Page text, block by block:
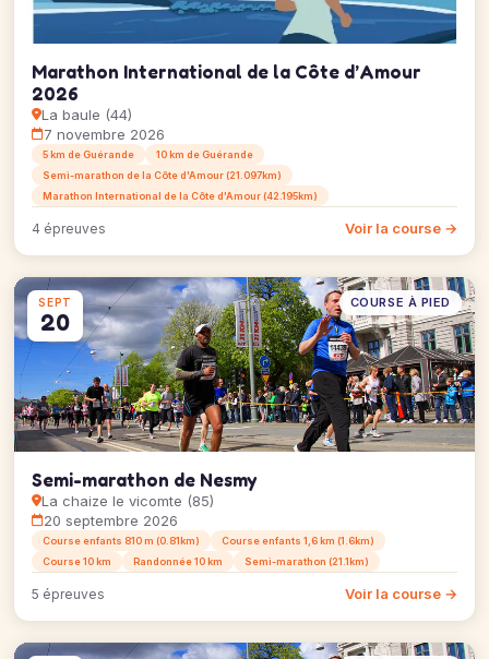
Marathon International de la Côte d’Amour
2026
La baule (44)
7 novembre 2026
5 km de Guérande
10 km de Guérande
Semi-marathon de la Côte d'Amour (21.097km)
Marathon International de la Côte d'Amour (42.195km)
4 épreuves Voir la course →
SEPT
20
COURSE À PIED
Semi-marathon de Nesmy
La chaize le vicomte (85)
20 septembre 2026
Course enfants 810 m (0.81km)
Course enfants 1,6 km (1.6km)
Course 10 km
Randonnée 10 km Semi-marathon (21.1km)
5 épreuves Voir la course →